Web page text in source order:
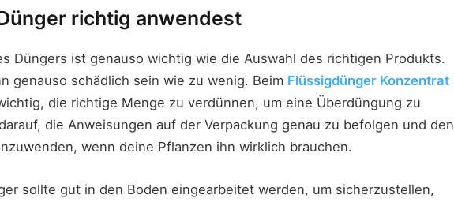
richtig anwendest
Düngers ist genauso wichtig wie die Auswahl des richtigen Produkts.
genauso schädlich sein wie zu wenig. Beim Flüssigdünger Konzentrat
die richtige Menge zu verdünnen, um eine Überdüngung zu
die Anweisungen auf der Verpackung genau zu befolgen und den
wenn deine Pflanzen ihn wirklich brauchen.
sollte gut in den Boden eingearbeitet werden, um sicherzustellen,